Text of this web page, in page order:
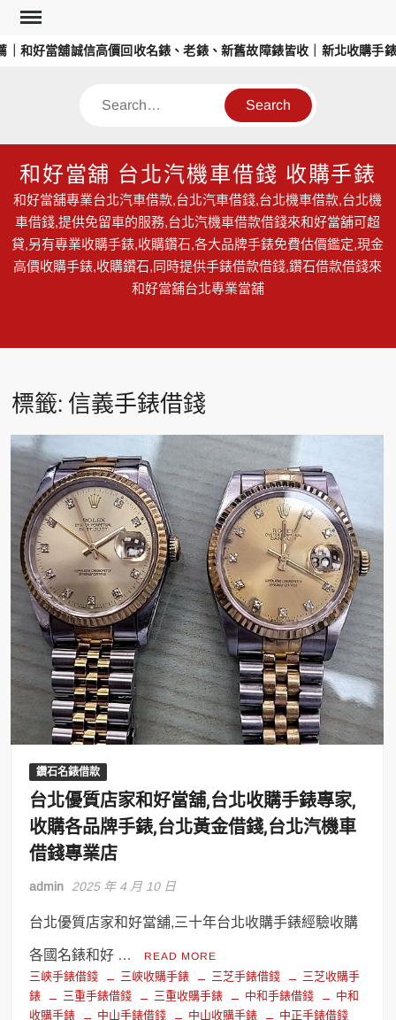
Skip
content
和好當舖誠信高價回收名錶、老錶、新舊故障錶皆收｜新北收購手錶
Search
和好當舖 台北汽機車借錢 收購手錶
和好當舖專業台北汽車借款,台北汽車借錢,台北機車借款,台北機
車借錢,提供免留車的服務,台北汽機車借款借錢來和好當舖可超
貸,另有專業收購手錶,收購鑽石,各大品牌手錶免費估價鑑定,現金
高價收購手錶,收購鑽石,同時提供手錶借款借錢,鑽石借款借錢來
和好當舖台北專業當舖
標籤: 信義手錶借錢
鑽石名錶借款
台北優質店家和好當舖,台北收購手錶專家,
收購各品牌手錶,台北黃金借錢,台北汽機車
借錢專業店
admin 2025 年 4 月 10 日
台北優質店家和好當舖,三十年台北收購手錶經驗收購
各國名錶和好 … READ MORE
三峽手錶借錢 三峽收購手錶 三芝手錶借錢
三芝收購手
錶
三重手錶借錢 三重收購手錶 中和手錶借錢
中和
收購手錶
中山手錶借錢 中山收購手錶
中正手錶借錢